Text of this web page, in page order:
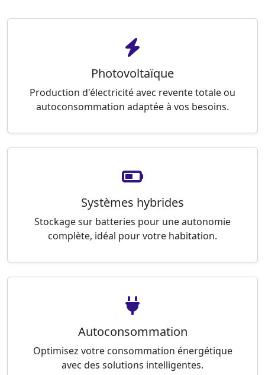
Photovoltaïque
Production d'électricité avec revente totale ou
autoconsommation adaptée à vos besoins.
Systèmes hybrides
Stockage sur batteries pour une autonomie
complète, idéal pour votre habitation.
Autoconsommation
Optimisez votre consommation énergétique
avec des solutions intelligentes.